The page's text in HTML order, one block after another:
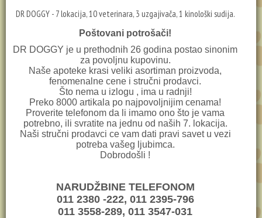
DR DOGGY - 7 lokacija, 10 veterinara, 3 uzgajivača, 1 kinološki sudija.
Poštovani potrošači!
DR DOGGY je u prethodnih 26 godina postao sinonim
za povoljnu kupovinu.
Naše apoteke krasi veliki asortiman proizvoda,
fenomenalne cene i stručni prodavci.
Što nema u izlogu , ima u radnji!
Preko 8000 artikala po najpovoljnijim cenama!
Proverite telefonom da li imamo ono što je vama
potrebno, ili svratite na jednu od naših 7. lokacija.
Naši stručni prodavci ce vam dati pravi savet u vezi
potreba vašeg ljubimca.
Dobrodošli !
NARUDŽBINE TELEFONOM
011 2380 -222, 011 2395-796
011 3558-289, 011 3547-031